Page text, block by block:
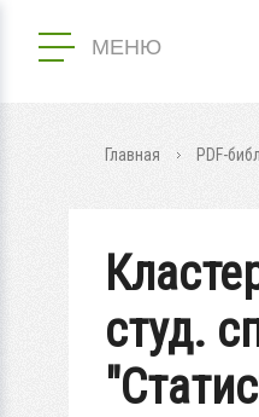
МЕНЮ
Главная
PDF-
студ.